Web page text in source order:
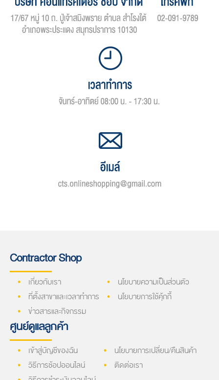
Contractor Shop
เกี่ยวกับเรา
ที่ตั้งสาขาและเวลาทำการ
ข่าวสารและกิจกรรม
นโยบายความเป็นส่วนตัว
นโยบายการใช้คุ้กกี้
ศูนย์ดูแลลูกค้า
เข้าสู่บัญชีของฉัน
วิธีการช้อปออนไลน์
นโยบายการเปลี่ยน/คืนสินค้า
ติดต่อเรา